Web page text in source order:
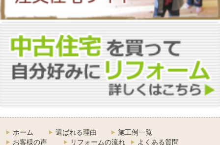
ホーム 選ばれる理由
施工例一覧
お客様の声
リフォームの流れ よくある質問